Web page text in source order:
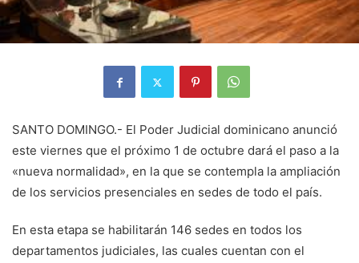
SANTO DOMINGO.- El Poder Judicial dominicano anunció
este viernes que el próximo 1 de octubre dará el paso a la
«nueva normalidad», en la que se contempla la ampliación
de los servicios presenciales en sedes de todo el país.
En esta etapa se habilitarán 146 sedes en todos los
departamentos judiciales, las cuales cuentan con el